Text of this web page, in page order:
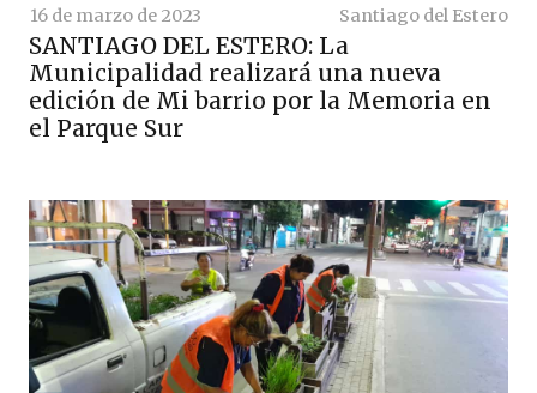
16 de marzo de 2023 Santiago del Estero
SANTIAGO DEL ESTERO: La
Municipalidad realizará una nueva
edición de Mi barrio por la Memoria en
el Parque Sur